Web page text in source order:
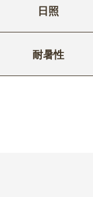
日照
耐暑性